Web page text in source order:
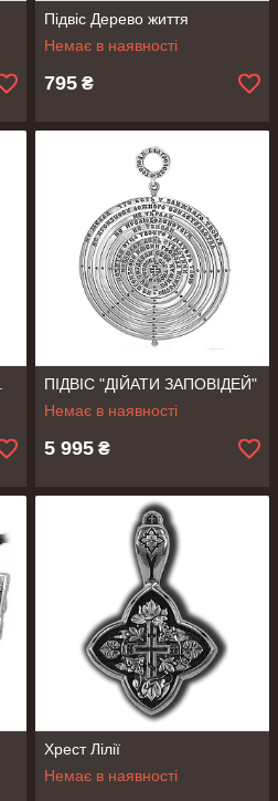
Підвіс Дерево життя
Немає в наявності
795 ₴
ПІДВІС "ДІЙАТИ ЗАПОВІДЕЙ"
Немає в наявності
5 995 ₴
Хрест Лілії
Немає в наявності